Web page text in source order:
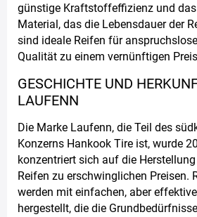
günstige Kraftstoffeffizienz und
Material, das die Lebensdauer der
sind ideale Reifen für
Qualität zu einem vernünftigen
GESCHICHTE UND
LAUFENN
Die Marke Laufenn, die Teil des
Konzerns Hankook Tire ist, wurde
konzentriert sich auf die
Reifen zu erschwinglichen Preisen.
werden mit einfachen, aber
hergestellt, die die